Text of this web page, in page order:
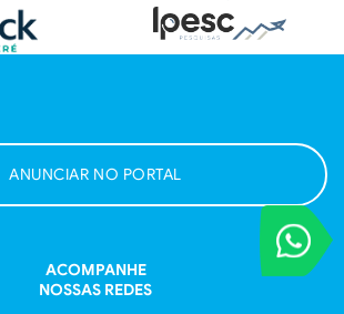
VOCÊ
Entre em
ANUNCIAR NO PORTAL
ACOMPANHE
NOSSAS REDES